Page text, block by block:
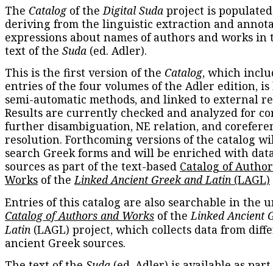
The Catalogof theDigital Suda project is
deriving from the linguistic extraction and
expressions about names of authors and works in
text of the Suda (ed. Adler).
This is the first version of the Catalog, which
entries of the four volumes of the Adler edition, is
semi-automatic methods, and linked to external
Results are currently checked and analyzed for
further disambiguation, NE relation, and
resolution. Forthcoming versions of the catalog
search Greek forms and will be enriched with
sources as part of the text-based Catalog of
Works of theLinked Ancient Greek and Latin (LAGL)
Entries of this catalog are also searchable in the
Catalog of Authors and Works of theLinked Ancient
Latin (LAGL) project, which collects data from
ancient Greek sources.